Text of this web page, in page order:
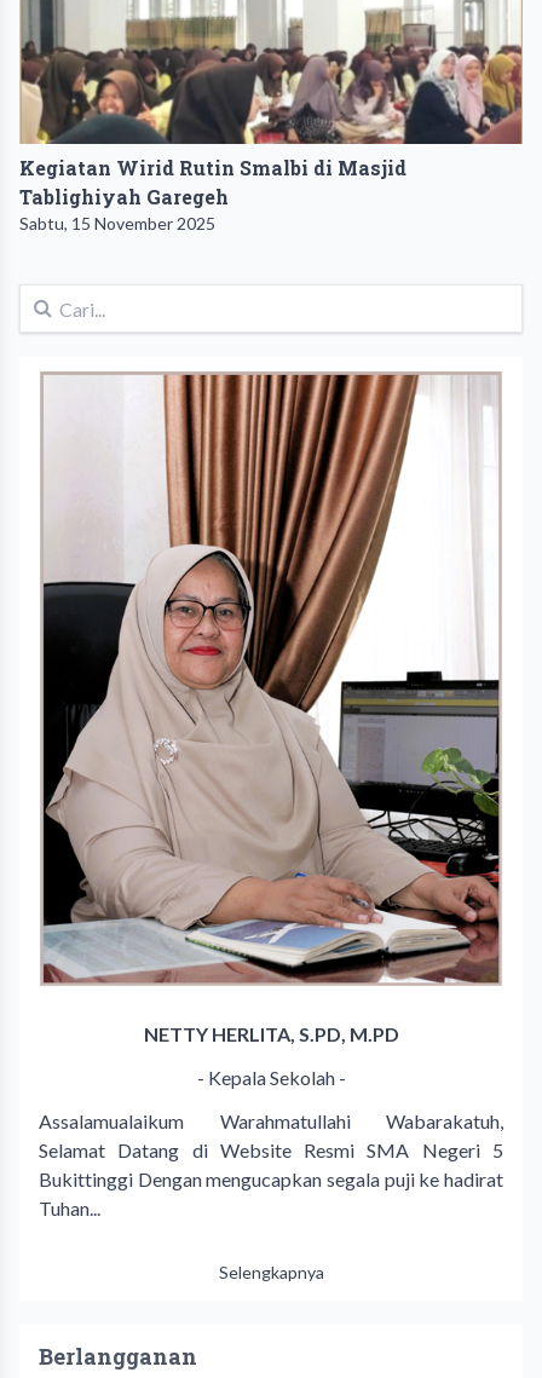
Kegiatan Wirid Rutin Smalbi di Masjid
Tablighiyah Garegeh
Sabtu, 15 November 2025
NETTY HERLITA, S.PD, M.PD
- Kepala Sekolah -
Assalamualaikum Warahmatullahi Wabarakatuh,
Selamat Datang di Website Resmi SMA Negeri 5
Bukittinggi Dengan mengucapkan segala puji ke hadirat
Tuhan...
Selengkapnya
Berlangganan